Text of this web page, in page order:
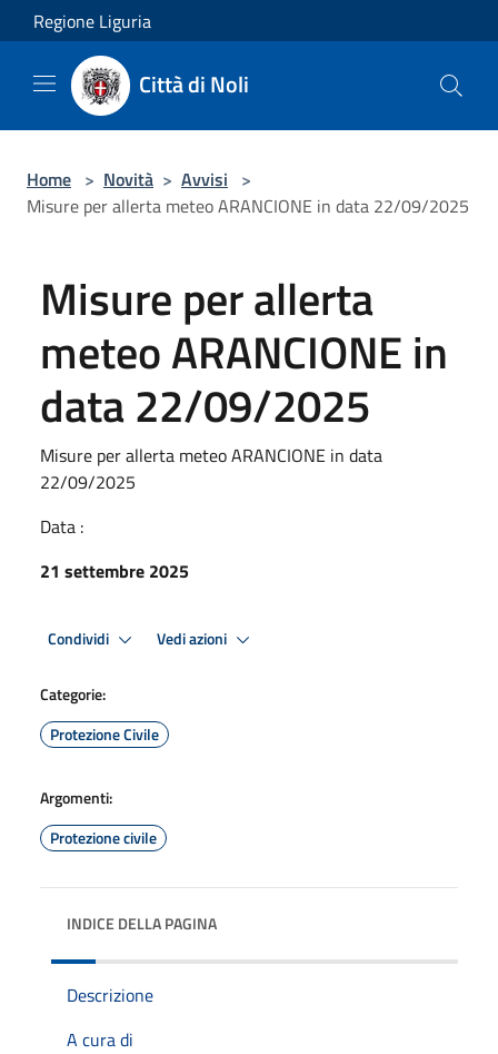
Salta al contenuto principale
Regione Liguria
Città di Noli
Home > Novità > Avvisi >
Misure per allerta meteo ARANCIONE in data 22/09/2025
Misure per allerta
meteo ARANCIONE in
data 22/09/2025
Misure per allerta meteo ARANCIONE in data
22/09/2025
Data :
21 settembre 2025
Condividi Vedi azioni
Categorie:
Protezione Civile
Argomenti:
Protezione civile
INDICE DELLA PAGINA
Descrizione
A cura di